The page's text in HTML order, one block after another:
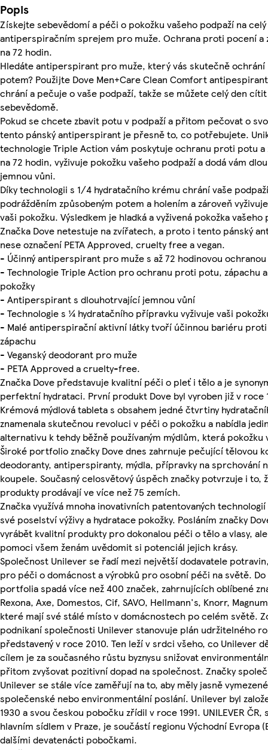
Popis
Získejte sebevědomí a péči o pokožku vašeho podpaží na
antiperspiračním sprejem pro muže. Ochrana proti pocení a
na 72 hodin.
Hledáte antiperspirant pro muže, který vás skutečně
potem? Použijte Dove Men+Care Clean Comfort
chrání a pečuje o vaše podpaží, takže se můžete celý den cítit
sebevědomě.
Pokud se chcete zbavit potu v podpaží a přitom pečovat o
tento pánský antiperspirant je přesně to, co potřebujete.
technologie Triple Action vám poskytuje ochranu proti potu a
na 72 hodin, vyživuje pokožku vašeho podpaží a dodá vám
jemnou vůni.
Díky technologii s 1/4 hydratačního krému chrání vaše
podrážděním způsobeným potem a holením a zároveň
vaši pokožku. Výsledkem je hladká a vyživená pokožka vašeho
Značka Dove netestuje na zvířatech, a proto i tento pánský
nese označení PETA Approved, cruelty free a vegan.
- Účinný antiperspirant pro muže s až 72 hodinovou ochranou
- Technologie Triple Action pro ochranu proti potu, zápachu
pokožky
- Antiperspirant s dlouhotrvající jemnou vůní
- Technologie s ¼ hydratačního přípravku vyživuje vaši
- Malé antiperspirační aktivní látky tvoří účinnou bariéru
zápachu
- Veganský deodorant pro muže
- PETA Approved a cruelty-free.
Značka Dove představuje kvalitní péči o pleť i tělo a je
perfektní hydrataci. První produkt Dove byl vyroben již v roce
Krémová mýdlová tableta s obsahem jedné čtvrtiny
znamenala skutečnou revoluci v péči o pokožku a nabídla
alternativu k tehdy běžně používaným mýdlům, která pokožku
Široké portfolio značky Dove dnes zahrnuje pečující tělovou
deodoranty, antiperspiranty, mýdla, přípravky na sprchování
koupele. Současný celosvětový úspěch značky potvrzuje i to,
produkty prodávají ve více než 75 zemích.
Značka využívá mnoha inovativních patentovaných
své poselství výživy a hydratace pokožky. Posláním značky
vyrábět kvalitní produkty pro dokonalou péči o tělo a vlasy,
pomoci všem ženám uvědomit si potenciál jejich krásy.
Společnost Unilever se řadí mezi největší dodavatele
pro péči o domácnost a výrobků pro osobní péči na světě.
portfolia spadá více než 400 značek, zahrnujících oblíbené
Rexona, Axe, Domestos, Cif, SAVO, Hellmann's, Knorr,
které mají své stálé místo v domácnostech po celém světě.
podnikaní společnosti Unilever stanovuje plán udržitelného
představený v roce 2010. Ten leží v srdci všeho, co Unilever
cílem je za současného růstu byznysu snižovat
přitom zvyšovat pozitivní dopad na společnost. Značky
Unilever se stále více zaměřují na to, aby měly jasně vymezené
společenské nebo environmentální poslání. Unilever byl
1930 a svou českou pobočku zřídil v roce 1991. UNILEVER ČR,
hlavním sídlem v Praze, je součástí regionu Východní Evropa
dalšími devatenácti pobočkami.